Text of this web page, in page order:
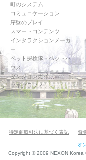
町のシステム
コミュニケーション
序盤のプレイ
スマートコンテンツ
インタラクションメーカ
ー
ペット探検隊・ペットハ
ウス
ダンジョンガイド
マギグラフィ
特定商取引法に基づく表記 資
オ
Copyright © 2009 NEXON Korea